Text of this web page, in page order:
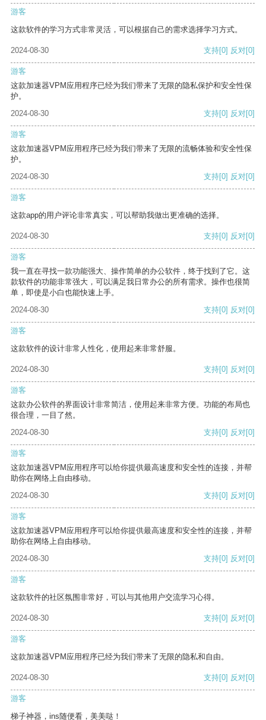
游客
这款软件的学习方式非常灵活，可以根据自己的需求选择学习方式。
2024-08-30 支持[0] 反对[0]
游客
这款加速器VPM应用程序已经为我们带来了无限的隐私保护和安全性保
护。
2024-08-30
支持[0] 反对[0]
游客
这款加速器VPM应用程序已经为我们带来了无限的流畅体验和安全性保
护。
2024-08-30
支持[0] 反对[0]
游客
这款app的用户评论非常真实，可以帮助我做出更准确的选择。
2024-08-30 支持[0] 反对[0]
游客
我一直在寻找一款功能强大、操作简单的办公软件，终于找到了它。这
款软件的功能非常强大，可以满足我日常办公的所有需求。操作也很简
单，即使是小白也能快速上手。
2024-08-30
支持[0] 反对[0]
游客
这款软件的设计非常人性化，使用起来非常舒服。
2024-08-30 支持[0] 反对[0]
游客
这款办公软件的界面设计非常简洁，使用起来非常方便。功能的布局也
很合理，一目了然。
2024-08-30
支持[0] 反对[0]
游客
这款加速器VPM应用程序可以给你提供最高速度和安全性的连接，并帮
助你在网络上自由移动。
2024-08-30
支持[0] 反对[0]
游客
这款加速器VPM应用程序可以给你提供最高速度和安全性的连接，并帮
助你在网络上自由移动。
2024-08-30
支持[0] 反对[0]
游客
这款软件的社区氛围非常好，可以与其他用户交流学习心得。
2024-08-30 支持[0] 反对[0]
游客
这款加速器VPM应用程序已经为我们带来了无限的隐私和自由。
2024-08-30 支持[0] 反对[0]
游客
梯子神器，ins随便看，美美哒！